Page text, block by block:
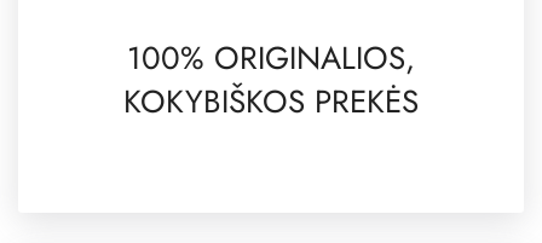
100% ORIGINALIOS,
KOKYBIŠKOS PREKĖS